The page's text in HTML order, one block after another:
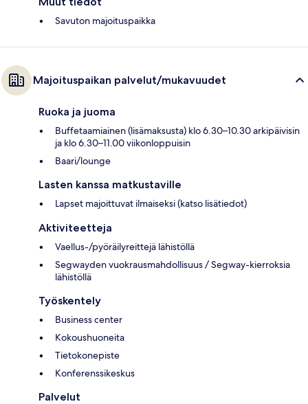
Savuton majoituspaikka
Majoituspaikan palvelut/mukavuudet
Ruoka ja juoma
Buffetaamiainen (lisämaksusta) klo 6.30–10.30 arkipäivisin
ja klo 6.30–11.00 viikonloppuisin
Baari/lounge
Lasten kanssa matkustaville
Lapset majoittuvat ilmaiseksi (katso lisätiedot)
Aktiviteetteja
Vaellus-/pyöräilyreittejä lähistöllä
Segwayden vuokrausmahdollisuus / Segway-kierroksia
lähistöllä
Työskentely
Business center
Kokoushuoneita
Tietokonepiste
Konferenssikeskus
Palvelut